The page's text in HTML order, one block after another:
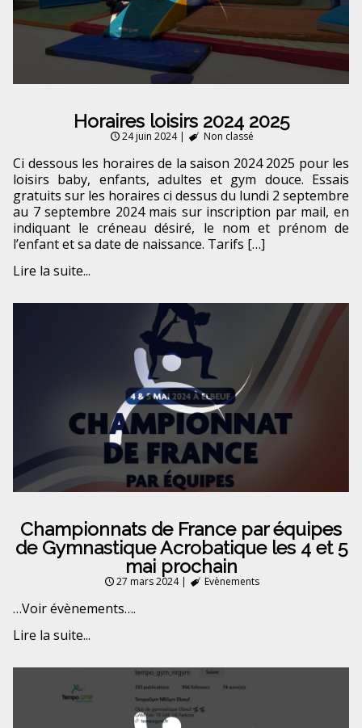
Horaires loisirs 2024 2025
24 juin 2024| Non classé
Ci dessous les horaires de la saison 2024 2025 pour les
loisirs baby, enfants, adultes et gym douce. Essais
gratuits sur les horaires ci dessus du lundi 2 septembre
au 7 septembre 2024 mais sur inscription par mail, en
indiquant le créneau désiré, le nom et prénom de
l’enfant et sa date de naissance. Tarifs […]
Lire la suite...
Championnats de France par équipes
de Gymnastique Acrobatique les 4 et 5
mai prochain
27 mars 2024| Evènements
…Voir évènements….
Lire la suite...